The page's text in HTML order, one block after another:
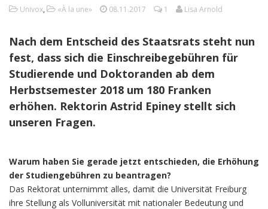
Univox, «À la une» 08.11.2017 1 Lisa Arnold
Nach dem Entscheid des Staatsrats steht nun
fest, dass sich die Einschreibegebühren für
Studierende und Doktoranden ab dem
Herbstsemester 2018 um 180 Franken
erhöhen. Rektorin Astrid Epiney stellt sich
unseren Fragen.
Warum haben Sie gerade jetzt entschieden, die Erhöhung
der Studiengebühren zu beantragen?
Das Rektorat unternimmt alles, damit die Universität Freiburg
ihre Stellung als Volluniversität mit nationaler Bedeutung und